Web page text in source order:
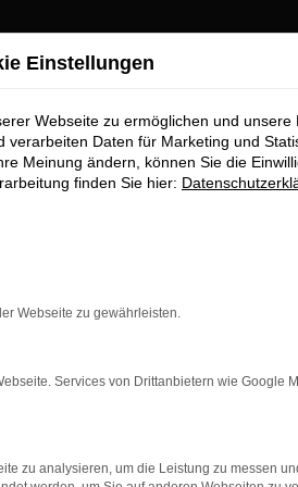
Sie im
Gebrauchtwagen Fahrzeuge für
höchste Standards in Sachen
unsere beeindruckende VW
Einstellungen
Webseite zu ermöglichen und unsere
Daten für Marketing und
Meinung ändern, können Sie die
finden Sie hier:
Webseite zu gewährleisten.
Services von Drittanbietern wie Google
zu analysieren, um die Leistung zu messen